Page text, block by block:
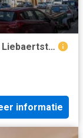
à vendre Appartement Ostende Aim? Liebaertstraat
informatie